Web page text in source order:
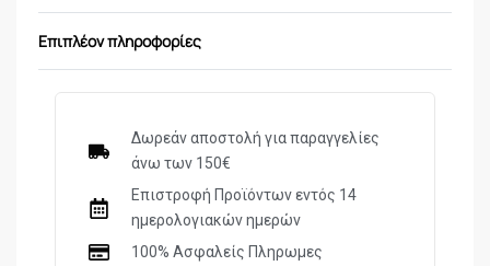
Επιπλέον πληροφορίες
Δωρεάν αποστολή για παραγγελίες
άνω των 150€
Επιστροφή Προϊόντων εντός 14
ημερολογιακών ημερών
100% Ασφαλείς Πληρωμες